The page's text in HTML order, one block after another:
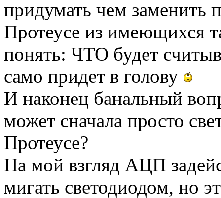
придумать чем заменить
Протеусе из имеющихся
понять: ЧТО будет
само придет в голову
И наконец банальный
может сначала просто
Протеусе?
На мой взгляд АЦП
мигать светодиодом, но